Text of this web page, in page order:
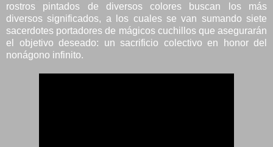
rostros pintados de diversos colores buscan los más
diversos significados, a los cuales se van sumando siete
sacerdotes portadores de mágicos cuchillos que asegurarán
el objetivo deseado: un sacrificio colectivo en honor del
nonágono infinito.